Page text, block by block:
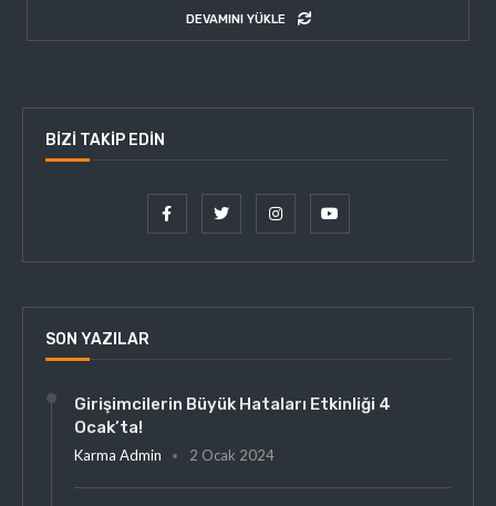
DEVAMINI YÜKLE
BIZI TAKIP EDIN
SON YAZILAR
Girişimcilerin Büyük Hataları Etkinliği 4
Ocak’ta!
Karma Admin 2 Ocak 2024